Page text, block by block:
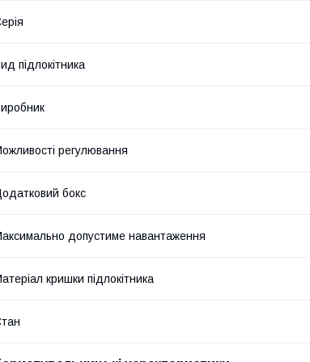
підлокітника
регулювання
бокс
допустиме навантаження
кришки підлокітника